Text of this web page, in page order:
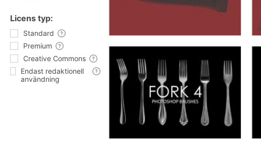
Licens typ:
Standard
Premium
Creative Commons
Endast redaktionell
användning